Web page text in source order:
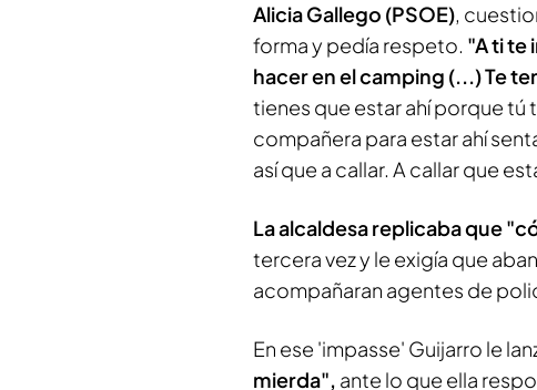
Alicia Gallego (PSOE),
forma y pedía respeto. "A ti te
hacer en el camping (...) Te
tienes que estar ahí porque tú
compañera para estar ahí
así que a callar. A callar que
La alcaldesa replicaba que
tercera vez y le exigía que
acompañaran agentes de
En ese 'impasse' Guijarro le
mierda", ante lo que ella